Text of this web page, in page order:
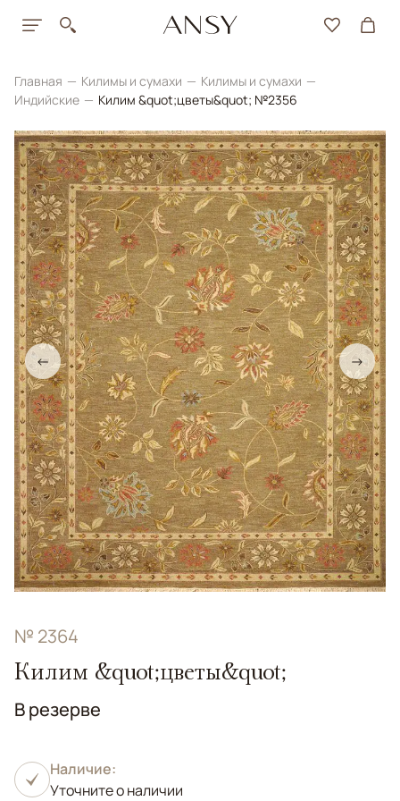
Главная Килимы и сумахи
Килимы и сумахи
Индийские
Килим &quot;цветы&quot; №2356
← →
№ 2364
Килим &quot;цветы&quot;
В резерве
Наличие:
Уточните о наличии